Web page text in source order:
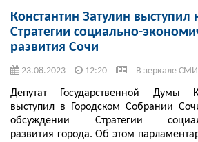
Константин Затулин
Стратегии социально-
развития Сочи
23.08.2023 12:20 В зеркале СМИ
Депутат Государственной Думы
выступил в Городском Собрании
обсуждении Стратегии
развития города. Об этом